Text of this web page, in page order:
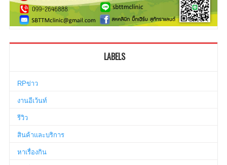
LABELS
RPข่าว
งานอีเว้นท์
รีวิว
สินค้าและบริการ
หาเรื่องกิน